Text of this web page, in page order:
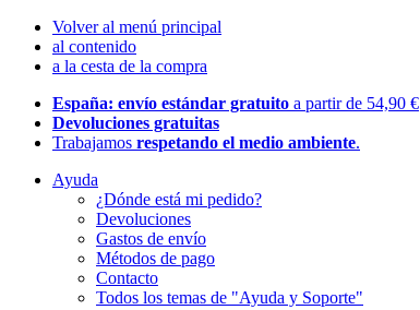
Volver al menú principal
al contenido
a la cesta de la compra
España: envío estándar gratuito a partir de 54,90 €
Devoluciones gratuitas
Trabajamos respetando el medio ambiente.
Ayuda
¿Dónde está mi pedido?
Devoluciones
Gastos de envío
Métodos de pago
Contacto
Todos los temas de "Ayuda y Soporte"